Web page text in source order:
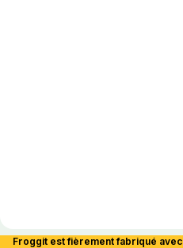
Froggit est fièrement fabriqué avec